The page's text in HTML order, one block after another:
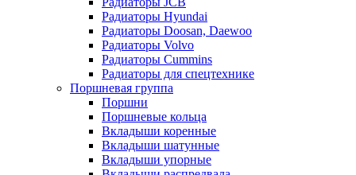
Радиаторы Hyundai
Радиаторы Doosan, Daewoo
Радиаторы Volvo
Радиаторы Cummins
Радиаторы для спецтехнике
Поршневая группа
Поршни
Поршневые кольца
Вкладыши коренные
Вкладыши шатунные
Вкладыши упорные